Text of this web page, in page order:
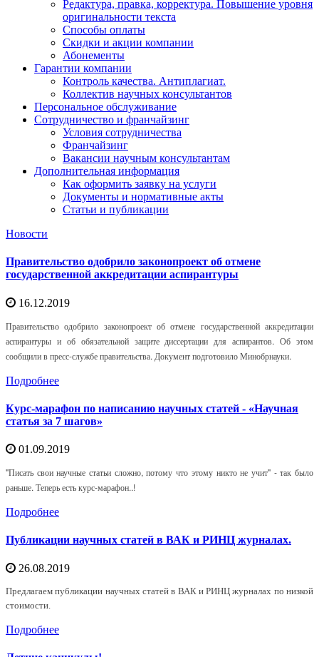
Редактура, правка, корректура. Повышение уровня
оригинальности текста
Способы оплаты
Скидки и акции компании
Абонементы
Гарантии компании
Контроль качества. Антиплагиат.
Коллектив научных консультантов
Персональное обслуживание
Сотрудничество и франчайзинг
Условия сотрудничества
Франчайзинг
Вакансии научным консультантам
Дополнительная информация
Как оформить заявку на услуги
Документы и нормативные акты
Статьи и публикации
Новости
Правительство одобрило законопроект об отмене
государственной аккредитации аспирантуры
16.12.2019
Правительство одобрило законопроект об отмене государственной аккредитации
аспирантуры и об обязательной защите диссертации для аспирантов. Об этом
сообщили в пресс-службе правительства. Документ подготовило Минобрнауки.
Подробнее
Курс-марафон по написанию научных статей - «Научная
статья за 7 шагов»
01.09.2019
"Писать свои научные статьи сложно, потому что этому никто не учит" - так было
раньше. Теперь есть курс-марафон..!
Подробнее
Публикации научных статей в ВАК и РИНЦ журналах.
26.08.2019
Предлагаем публикации научных статей в ВАК и РИНЦ журналах по низкой
стоимости.
Подробнее